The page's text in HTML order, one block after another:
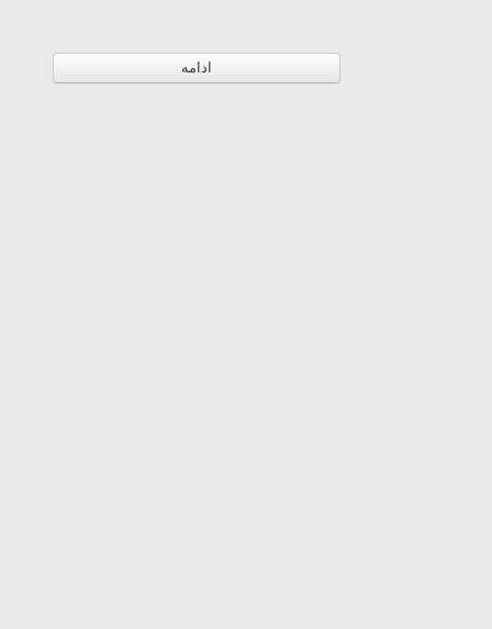
ادامه